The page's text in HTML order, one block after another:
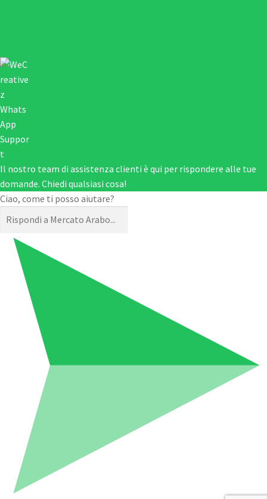
Il nostro team di assistenza clienti è qui per rispondere alle tue
domande. Chiedi qualsiasi cosa!
Ciao, come ti posso aiutare?